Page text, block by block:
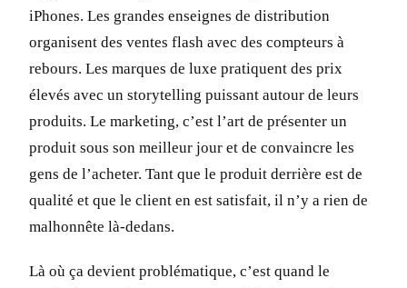
iPhones. Les grandes enseignes de distribution
organisent des ventes flash avec des compteurs à
rebours. Les marques de luxe pratiquent des prix
élevés avec un storytelling puissant autour de leurs
produits. Le marketing, c’est l’art de présenter un
produit sous son meilleur jour et de convaincre les
gens de l’acheter. Tant que le produit derrière est de
qualité et que le client en est satisfait, il n’y a rien de
malhonnête là-dedans.
Là où ça devient problématique, c’est quand le